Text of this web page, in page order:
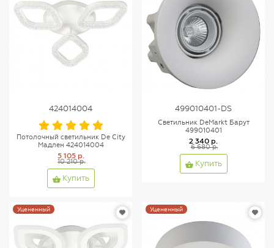
424014004
Потолочный светильник De City
Мадлен 424014004
5 105 р.
10 210 р.
Купить
499010401-DS
Светильник DeMarkt Барут
499010401
2 340 р.
6 680 р.
Купить
Уцененный Уцененный